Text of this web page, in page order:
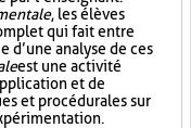
, les élèves
qui fait entre
d’une analyse de ces
est une activité
et de
et procédurales sur